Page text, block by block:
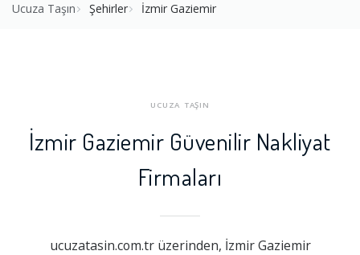
Ucuza Taşın Şehirler İzmir Gaziemir
UCUZA TAŞIN
İzmir Gaziemir Güvenilir Nakliyat
Firmaları
ucuzatasin.com.tr üzerinden, İzmir Gaziemir